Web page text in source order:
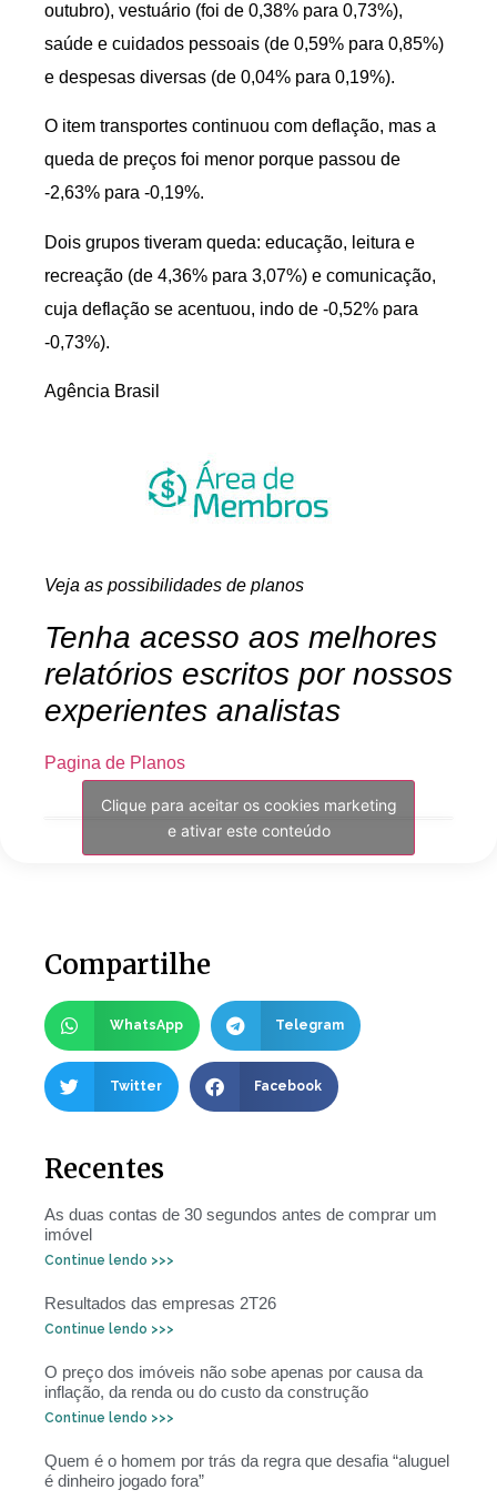
outubro), vestuário (foi de 0,38% para 0,73%),
saúde e cuidados pessoais (de 0,59% para 0,85%)
e despesas diversas (de 0,04% para 0,19%).
O item transportes continuou com deflação, mas a
queda de preços foi menor porque passou de
-2,63% para -0,19%.
Dois grupos tiveram queda: educação, leitura e
recreação (de 4,36% para 3,07%) e comunicação,
cuja deflação se acentuou, indo de -0,52% para
-0,73%).
Agência Brasil
Veja as possibilidades de planos
Tenha acesso aos melhores
relatórios escritos por nossos
experientes analistas
Pagina de Planos
Clique para aceitar os cookies marketing
e ativar este conteúdo
Compartilhe
WhatsApp Telegram
Twitter Facebook
Recentes
As duas contas de 30 segundos antes de comprar um
imóvel
Continue lendo >>>
Resultados das empresas 2T26
Continue lendo >>>
O preço dos imóveis não sobe apenas por causa da
inflação, da renda ou do custo da construção
Continue lendo >>>
Quem é o homem por trás da regra que desafia “aluguel
é dinheiro jogado fora”